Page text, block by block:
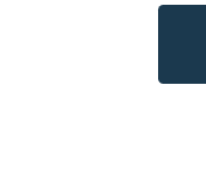
de